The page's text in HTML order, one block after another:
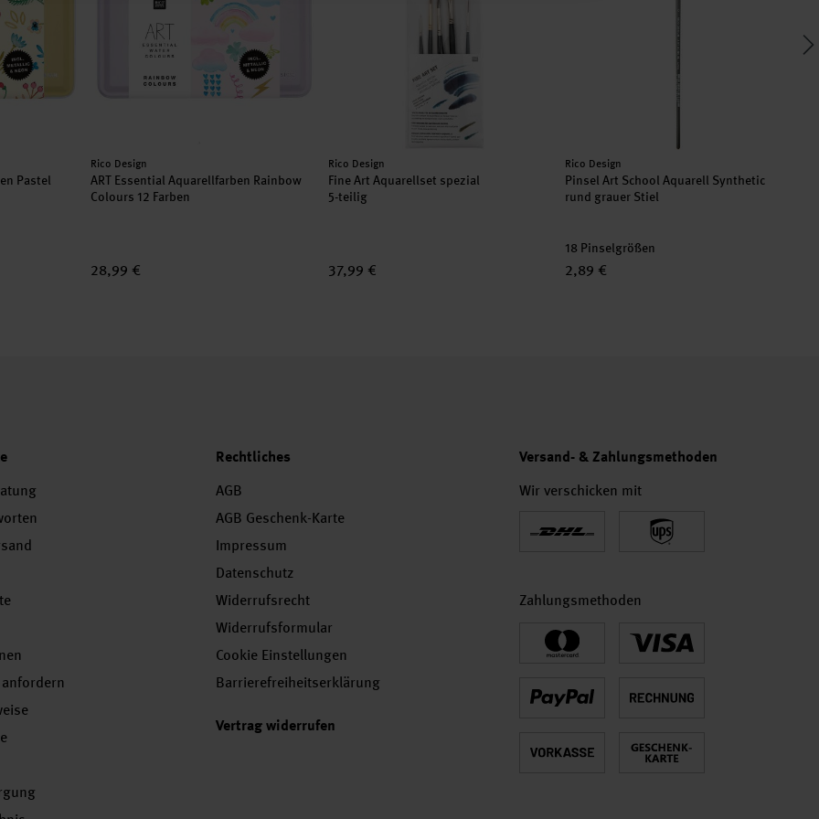
Pastel
Hersteller:
Rico Design
ART Essential Aquarellfarben Rainbow
Colours 12 Farben
28,99 €
Hersteller:
Rico Design
Fine Art Aquarellset spezial
5-teilig
37,99 €
Hersteller:
Rico Design
Pinsel Art School Aquarell Synthetic
rund grauer Stiel
18 Pinselgrößen
2,89 €
Rechtliches
AGB
AGB Geschenk-Karte
Impressum
Datenschutz
Widerrufsrecht
Widerrufsformular
Cookie Einstellungen
Barrierefreiheitserklärung
Vertrag widerrufen
Versand- & Zahlungsmethoden
Wir verschicken mit
Zahlungsmethoden